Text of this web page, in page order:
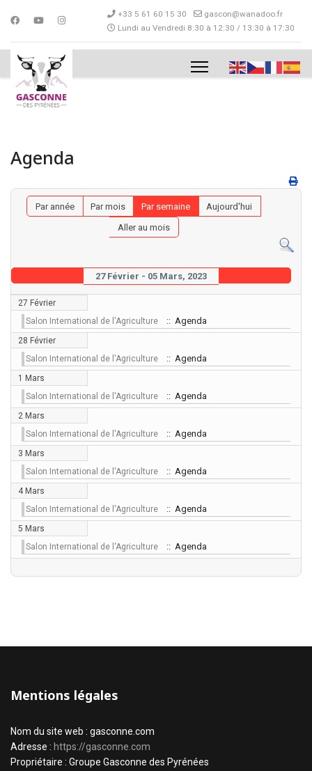
+33 5 61 60 15 30
gascon@wanadoo.fr
Lundi au Vendredi 8:30 à 12:30 / 13:30 à 17:30
Agenda
Par année Par mois Par semaine
Aujourd'hui
Aller au mois
27 Février - 05 Mars, 2023
27 Février
Salon International de l'Agriculture
:: Agenda
28 Février
Salon International de l'Agriculture
:: Agenda
1 Mars
Salon International de l'Agriculture
:: Agenda
2 Mars
Salon International de l'Agriculture
:: Agenda
3 Mars
Salon International de l'Agriculture
:: Agenda
4 Mars
Salon International de l'Agriculture
:: Agenda
5 Mars
Salon International de l'Agriculture
:: Agenda
Mentions légales
Nom du site web : gasconne.com
Adresse : https://gasconne.com
Propriétaire : Groupe Gasconne des Pyrénées